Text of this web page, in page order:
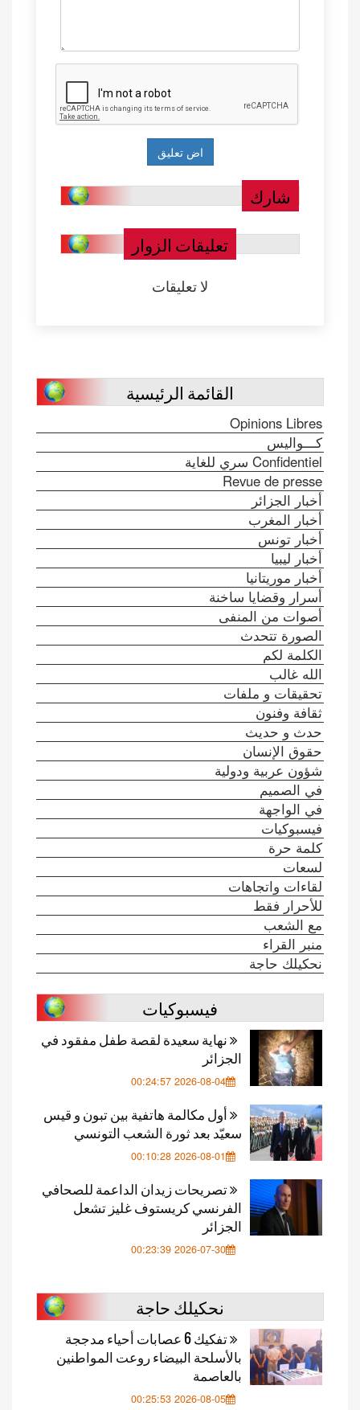
شارك
تعليقات الزوار
لا تعليقات
القائمة الرئيسية
Opinions Libres
كـــواليس
Confidentiel سري للغاية
Revue de presse
أخبار الجزائر
أخبار المغرب
أخبار تونس
أخبار ليبيا
أخبار موريتانيا
أسرار وقضايا ساخنة
أصوات من المنفى
الصورة تتحدث
الكلمة لكم
الله غالب
تحقيقات و ملفات
ثقافة وفنون
حدث و حديث
حقوق الإنسان
شؤون عربية ودولية
في الصميم
في الواجهة
فيسبوكيات
كلمة حرة
لسعات
لقاءات واتجاهات
للأحرار فقط
مع الشعب
منبر القراء
نحكيلك حاجة
فيسبوكيات
نهاية سعيدة لقصة طفل مفقود في
الجزائر
2026-08-04 00:24:57
أول مكالمة هاتفية بين تبون و قيس
سعيّد بعد ثورة الشعب التونسي
2026-08-01 00:10:28
تصريحات زيدان الداعمة للصحافي
الفرنسي كريستوف غليز تشعل
الجزائر
2026-07-30 00:23:39
نحكيلك حاجة
تفكيك 6 عصابات أحياء مدججة
بالأسلحة البيضاء روعت المواطنين
بالعاصمة
2026-08-05 00:25:53